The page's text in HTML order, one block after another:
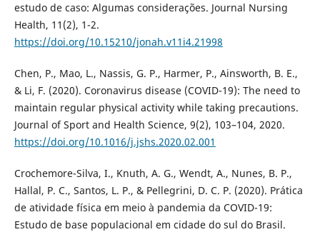
estudo de caso: Algumas considerações. Journal Nursing
Health, 11(2), 1-2.
https://doi.org/10.15210/jonah.v11i4.21998
Chen, P., Mao, L., Nassis, G. P., Harmer, P., Ainsworth, B. E.,
& Li, F. (2020). Coronavirus disease (COVID-19): The need to
maintain regular physical activity while taking precautions.
Journal of Sport and Health Science, 9(2), 103–104, 2020.
https://doi.org/10.1016/j.jshs.2020.02.001
Crochemore-Silva, I., Knuth, A. G., Wendt, A., Nunes, B. P.,
Hallal, P. C., Santos, L. P., & Pellegrini, D. C. P. (2020). Prática
de atividade física em meio à pandemia da COVID-19:
Estudo de base populacional em cidade do sul do Brasil.